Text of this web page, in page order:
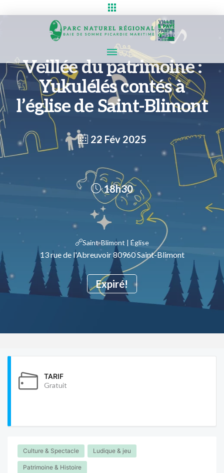
Veillée du patrimoine :
Yukulélés contés à
l’église de Saint-Blimont
22 Fév 2025
Expiré!
18h30
Saint-Blimont | Église
13 rue de l'Abreuvoir 80960 Saint-Blimont
TARIF
Gratuit
Culture & Spectacle Ludique & jeu
Patrimoine & Histoire